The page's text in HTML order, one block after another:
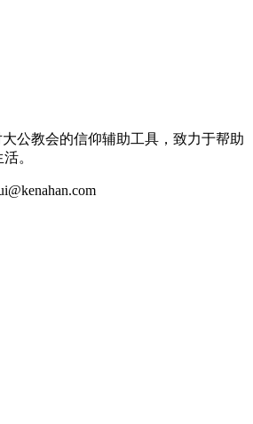
公教会的信仰辅助工具，致力于帮助
。